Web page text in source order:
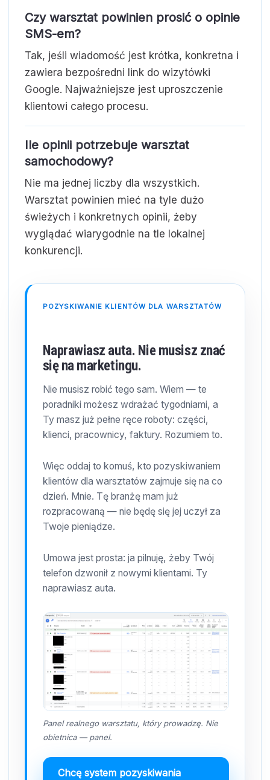
Czy warsztat powinien prosić o opinie
SMS-em?
Tak, jeśli wiadomość jest krótka, konkretna i
zawiera bezpośredni link do wizytówki
Google. Najważniejsze jest uproszczenie
klientowi całego procesu.
Ile opinii potrzebuje warsztat
samochodowy?
Nie ma jednej liczby dla wszystkich.
Warsztat powinien mieć na tyle dużo
świeżych i konkretnych opinii, żeby
wyglądać wiarygodnie na tle lokalnej
konkurencji.
POZYSKIWANIE KLIENTÓW DLA WARSZTATÓW
Naprawiasz auta. Nie musisz znać
się na marketingu.
Nie musisz robić tego sam. Wiem — te
poradniki możesz wdrażać tygodniami, a
Ty masz już pełne ręce roboty: części,
klienci, pracownicy, faktury. Rozumiem to.
Więc oddaj to komuś, kto pozyskiwaniem
klientów dla warsztatów zajmuje się na co
dzień. Mnie. Tę branżę mam już
rozpracowaną — nie będę się jej uczył za
Twoje pieniądze.
Umowa jest prosta: ja pilnuję, żeby Twój
telefon dzwonił z nowymi klientami. Ty
naprawiasz auta.
Panel realnego warsztatu, który prowadzę. Nie
obietnica — panel.
Chcę system pozyskiwania